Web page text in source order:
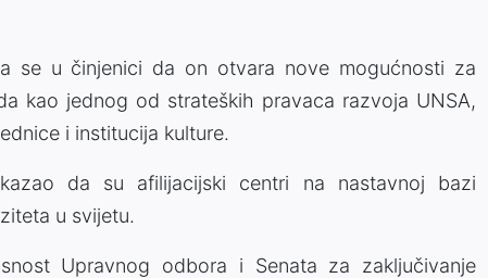
se u činjenici da on otvara nove mogućnosti za
kao jednog od strateških pravaca razvoja UNSA,
i institucija kulture.
da su afilijacijski centri na nastavnoj bazi
u svijetu.
Upravnog odbora i Senata za zaključivanje